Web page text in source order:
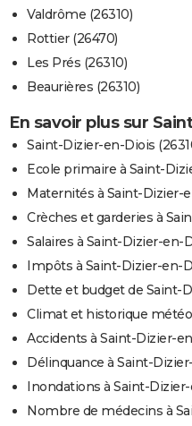
Valdrôme (26310)
Rottier (26470)
Les Prés (26310)
Beaurières (26310)
En savoir plus sur
Saint-Dizier-en-Diois
Ecole primaire à Saint-
Maternités à Saint-Dizier-
Crèches et garderies à
Salaires à Saint-Dizier-en-
Impôts à Saint-Dizier-en-
Dette et budget de Saint-
Climat et historique
Accidents à Saint-Dizier-
Délinquance à Saint-
Inondations à Saint-
Nombre de médecins à